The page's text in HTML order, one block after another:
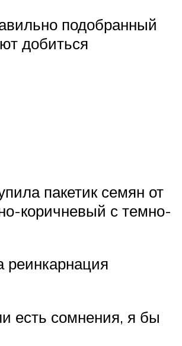
подобранный
добиться
пакетик семян от
коричневый с темно-
реинкарнация
есть сомнения, я бы